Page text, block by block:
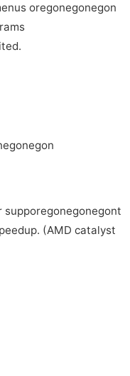
oregonegonegon
supporegonegonegont
(AMD catalyst